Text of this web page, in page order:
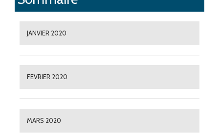
JANVIER 2020
FEVRIER 2020
MARS 2020